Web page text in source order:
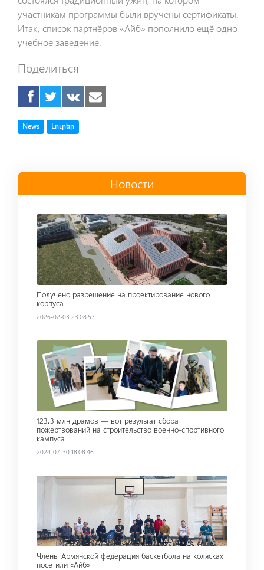
участникам программы были вручены сертификаты.
Итак, список партнёров «Айб» пополнило ещё одно
учебное заведение.
Поделиться
TagNews TagԼուրեր
Новости
Read more
Получено разрешение на проектирование нового
корпуса
2026-02-03 23:08:57
Read more
123․3 млн драмов — вот результат сбора
пожертвований на строительство военно-спортивного
кампуса
2024-07-30 18:08:46
Read more
Члены Армянской федерация баскетбола на колясках
посетили «Айб»